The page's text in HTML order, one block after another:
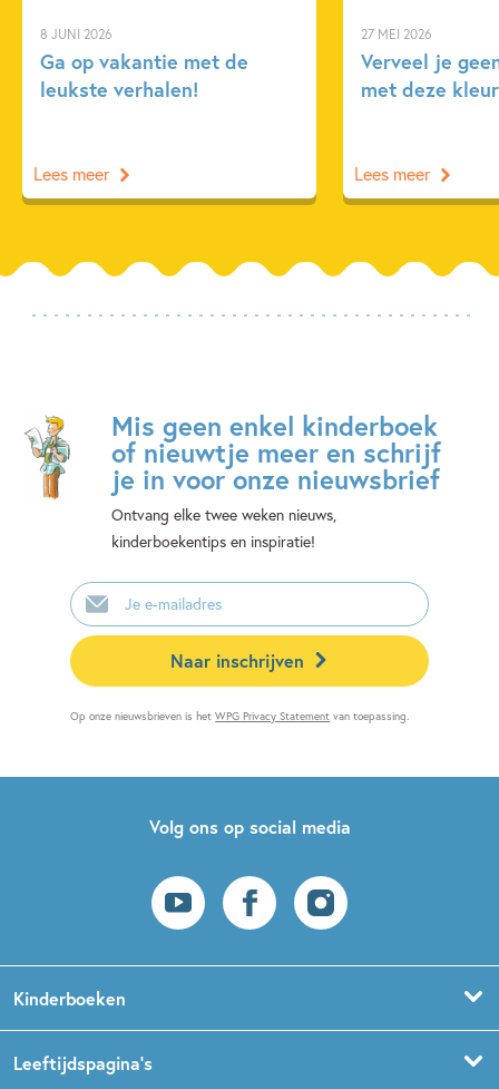
8 JUNI 2026
Ga op vakantie met de
leukste verhalen!
Lees meer
27 MEI 2026
Verveel je
met deze
Lees meer
Mis geen enkel kinderboek
of nieuwtje meer en schrijf
je in voor onze nieuwsbrief
Ontvang elke twee weken nieuws,
kinderboekentips en inspiratie!
E-
mailadres
Naar inschrijven
Op onze nieuwsbrieven is hetWPG Privacy Statement van toepassing.
Volg ons op social media
Kinderboeken
Leeftijdspagina’s